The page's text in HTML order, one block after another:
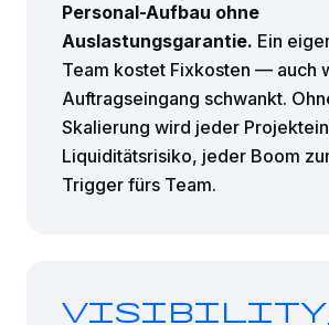
Personal-Aufbau ohne
Auslastungsgarantie. Ein
Team kostet Fixkosten — auch
Auftragseingang schwankt.
Skalierung wird jeder
Liquiditätsrisiko, jeder Boom
Trigger fürs Team.